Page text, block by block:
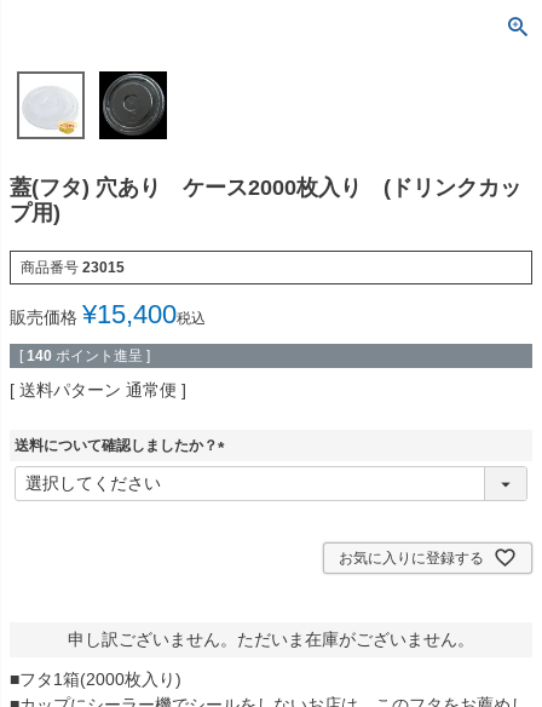
蓋(フタ) 穴あり ケース2000枚入り (ドリンクカッ
プ用)
商品番号 23015
販売価格 ¥15,400税込
[ 140 ポイント進呈 ]
送料パターン 通常便
送料について確認しましたか？
(
お気に入りに登録する
申し訳ございません。ただいま在庫がございません。
■フタ1箱(2000枚入り)